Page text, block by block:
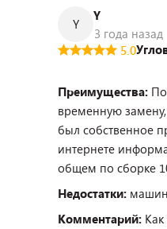
Y
Y
3 года назад
5.0
Преимущества:
временную
был собственное
интернете
общем по сборке
Недостатки:
Комментарий: